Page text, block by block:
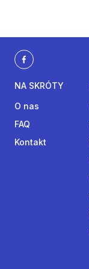
NA SKRÓTY
O nas
FAQ
Kontakt